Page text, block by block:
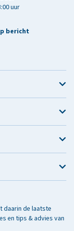
uur
bericht
daarin de laatste
en tips & advies van